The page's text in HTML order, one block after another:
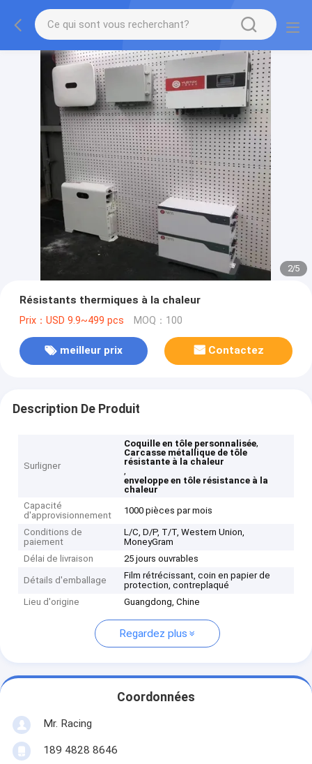
2/5
Résistants thermiques à la chaleur
Prix：USD 9.9~499 pcs MOQ：100
meilleur prix Contactez
Description De Produit
Surligner
Coquille en tôle personnalisée,
Carcasse métallique de tôle
résistante à la chaleur
,
enveloppe en tôle résistance à la
chaleur
Capacité
d'approvisionnement
1000 pièces par mois
Conditions de
paiement
L/C, D/P, T/T, Western Union,
MoneyGram
Délai de livraison
25 jours ouvrables
Détails d'emballage
Film rétrécissant, coin en papier de
protection, contreplaqué
Lieu d'origine
Guangdong, Chine
Regardez plus
Coordonnées
Mr. Racing
189 4828 8646